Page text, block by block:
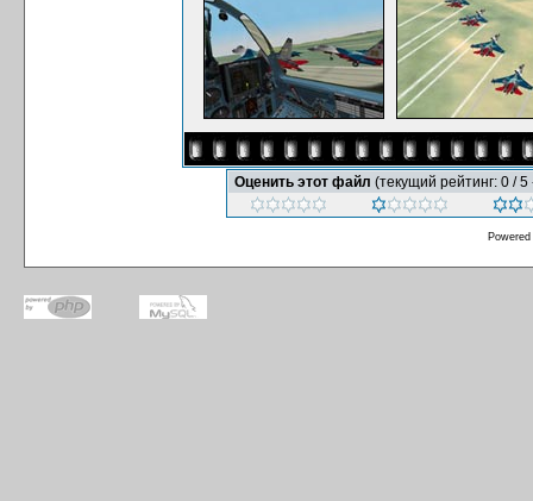
Оценить этот файл (текущий рейтинг: 0 / 5